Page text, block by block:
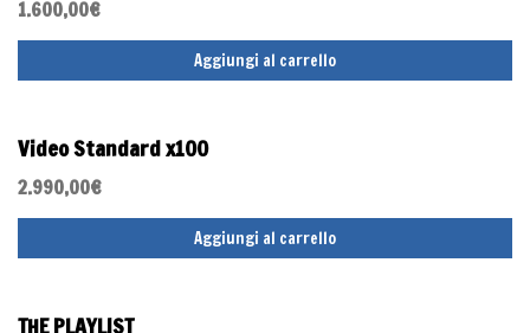
1.600,00€
Aggiungi al carrello
Video Standard x100
2.990,00€
Aggiungi al carrello
THE PLAYLIST